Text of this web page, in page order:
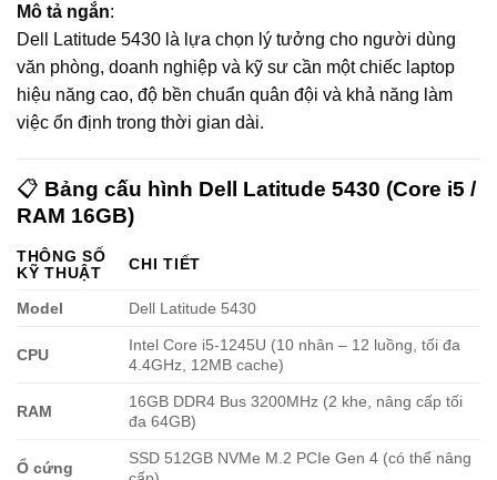
Mô tả ngắn:
Dell Latitude 5430 là lựa chọn lý tưởng cho người dùng
văn phòng, doanh nghiệp và kỹ sư cần một chiếc laptop
hiệu năng cao, độ bền chuẩn quân đội và khả năng làm
việc ổn định trong thời gian dài.
📋 Bảng cấu hình Dell Latitude 5430 (Core i5 /
RAM 16GB)
THÔNG SỐ
KỸ THUẬT
CHI TIẾT
Model Dell Latitude 5430
CPU
Intel Core i5-1245U (10 nhân – 12 luồng, tối đa
4.4GHz, 12MB cache)
RAM
16GB DDR4 Bus 3200MHz (2 khe, nâng cấp tối
đa 64GB)
Ổ cứng
SSD 512GB NVMe M.2 PCIe Gen 4 (có thể nâng